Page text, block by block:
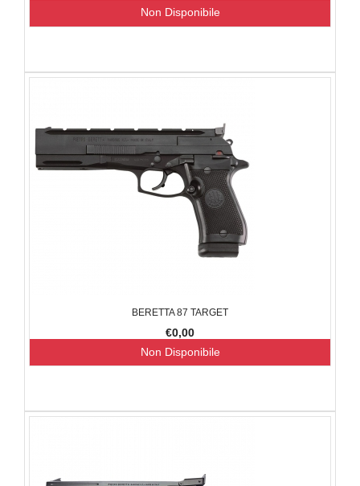
Non Disponibile
BERETTA 87 TARGET
€0,00
Non Disponibile